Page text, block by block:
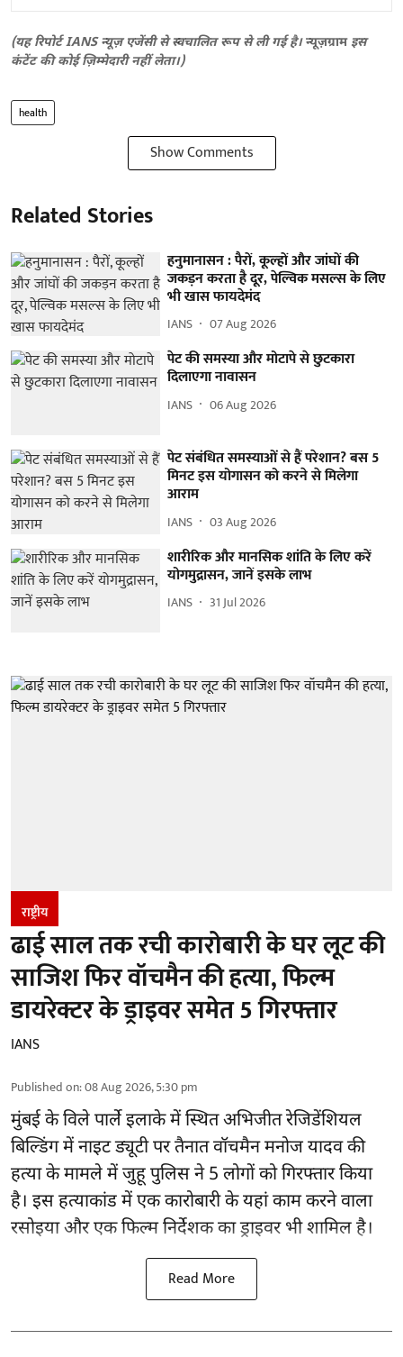
(यह रिपोर्ट IANS न्यूज़ एजेंसी से स्वचालित रूप से ली गई है।न्यूज़ग्राम इस
कंटेंट की कोई ज़िम्मेदारी नहीं लेता।)
health
Show Comments
Related Stories
हनुमानासन : पैरों, कूल्हों और जांघों की
जकड़न करता है दूर, पेल्विक मसल्स के लिए
भी खास फायदेमंद
IANS 07 Aug 2026
पेट की समस्या और मोटापे से छुटकारा
दिलाएगा नावासन
IANS 06 Aug 2026
पेट संबंधित समस्याओं से हैं परेशान? बस 5
मिनट इस योगासन को करने से मिलेगा
आराम
IANS 03 Aug 2026
शारीरिक और मानसिक शांति के लिए करें
योगमुद्रासन, जानें इसके लाभ
IANS 31 Jul 2026
राष्ट्रीय
ढाई साल तक रची कारोबारी के घर लूट की
साजिश फिर वॉचमैन की हत्या, फिल्म
डायरेक्टर के ड्राइवर समेत 5 गिरफ्तार
IANS
Published on:08 Aug 2026, 5:30 pm
मुंबई के विले पार्ले इलाके में स्थित अभिजीत रेजिडेंशियल
बिल्डिंग में नाइट ड्यूटी पर तैनात वॉचमैन मनोज यादव की
हत्या के मामले में जुहू पुलिस ने 5 लोगों को गिरफ्तार किया
है। इस हत्याकांड में एक कारोबारी के यहां काम करने वाला
रसोइया और एक फिल्म निर्देशक का ड्राइवर भी शामिल है।
Read More